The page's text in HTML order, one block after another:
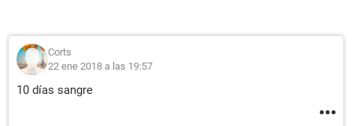
Corts
22 ene 2018 a las 19:57
10 días sangre